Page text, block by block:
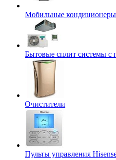
Мобильные кондиционеры
Бытовые сплит системы с
Очистители
Пульты управления